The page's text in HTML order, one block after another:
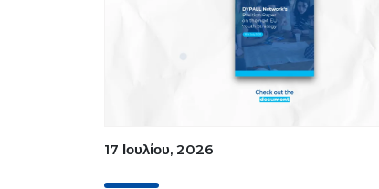
17 Ιουλίου, 2026